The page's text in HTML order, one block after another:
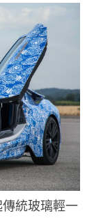
統玻璃輕一